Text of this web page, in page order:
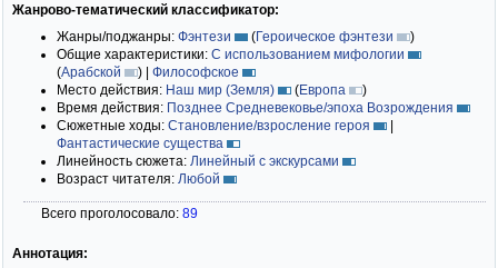
Жанрово-тематический классификатор:
Жанры/поджанры: Фэнтези (Героическое фэнтези
)
Общие характеристики: С использованием мифологии
(Арабской ) | Философское
Место действия: Наш мир (Земля) (Европа
)
Время действия: Позднее Средневековье/эпоха Возрождения
Сюжетные ходы: Становление/взросление героя
|
Фантастические существа
Линейность сюжета: Линейный с экскурсами
Возраст читателя: Любой
Всего проголосовало: 89
Аннотация: